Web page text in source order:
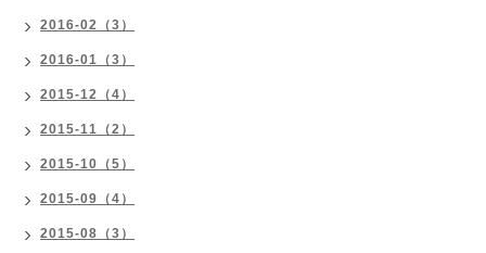
2016-02（3）
2016-01（3）
2015-12（4）
2015-11（2）
2015-10（5）
2015-09（4）
2015-08（3）